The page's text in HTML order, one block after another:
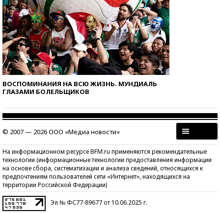
ВОСПОМИНАНИЯ НА ВСЮ ЖИЗНЬ. МУНДИАЛЬ
ГЛАЗАМИ БОЛЕЛЬЩИКОВ
© 2007 — 2026 ООО «Медиа новости»
На информационном ресурсе BFM.ru применяются рекомендательные
технологии (информационные технологии предоставления информации
на основе сбора, систематизации и анализа сведений, относящихся к
предпочтениям пользователей сети «Интернет», находящихся на
территории Российской Федерации)
Эл № ФС77-89677 от 10.06.2025 г.